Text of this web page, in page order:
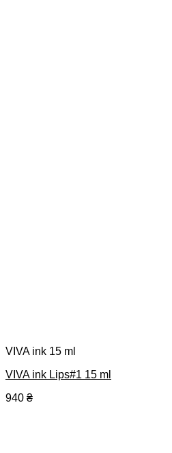
VIVA ink 15 ml
VIVA ink Lips#1 15 ml
940 ₴